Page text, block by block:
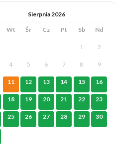
Sierpnia 2026
Wt Śr Cz Pt Sb Nd
1 2
4 5 6 7 8 9
11 12 13 14 15 16
18 19 20 21 22 23
25 26 27 28 29 30